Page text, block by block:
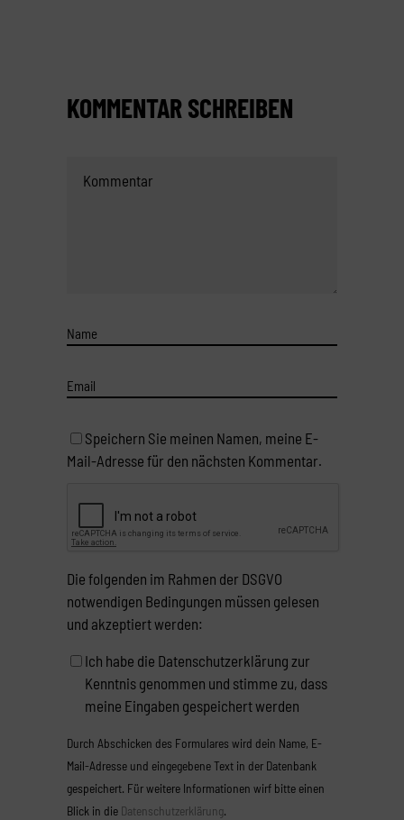
KOMMENTAR SCHREIBEN
Speichern Sie meinen Namen, meine E-
Mail-Adresse für den nächsten Kommentar.
Die folgenden im Rahmen der DSGVO
notwendigen Bedingungen müssen gelesen
und akzeptiert werden:
Ich habe die Datenschutzerklärung zur
Kenntnis genommen und stimme zu, dass
meine Eingaben gespeichert werden
Durch Abschicken des Formulares wird dein Name, E-
Mail-Adresse und eingegebene Text in der Datenbank
gespeichert. Für weitere Informationen wirf bitte einen
Blick in die Datenschutzerklärung.